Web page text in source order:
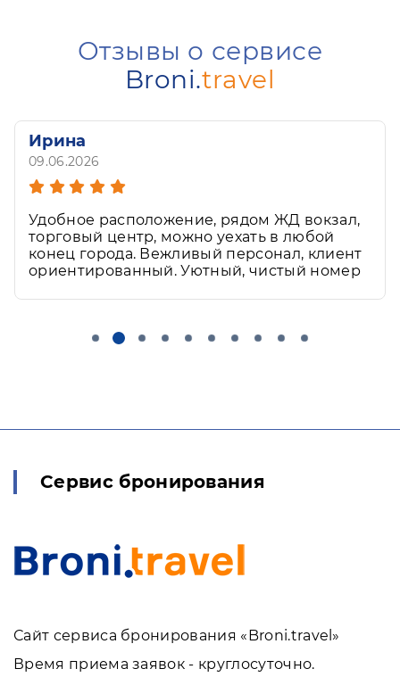
Отзывы о сервисе
Broni.travel
Ирина
09.06.2026
Удобное расположение, рядом ЖД вокзал,
торговый центр, можно уехать в любой
конец города. Вежливый персонал, клиент
ориентированный. Уютный, чистый номер
Сервис бронирования
Сайт сервиса бронирования «Broni.travel»
Время приема заявок - круглосуточно.